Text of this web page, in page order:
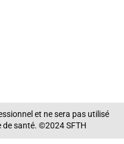
et ne sera pas utilisé
de santé. ©2024 SFTH